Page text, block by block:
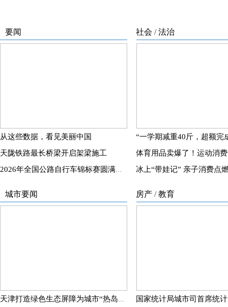
要闻
从这些数据，看见美丽中国
天陇铁路最长桥梁开启架梁施工
2026年全国公路自行车锦标赛圆满落幕
社会 /法治
城市要闻
天津打造绿色生态屏障为城市“热岛”降温
房产 /教育